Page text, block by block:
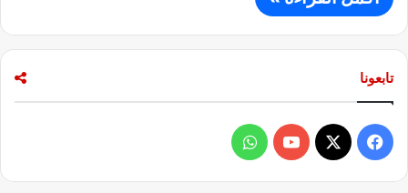
تابعونا
ي
X
Y
ا